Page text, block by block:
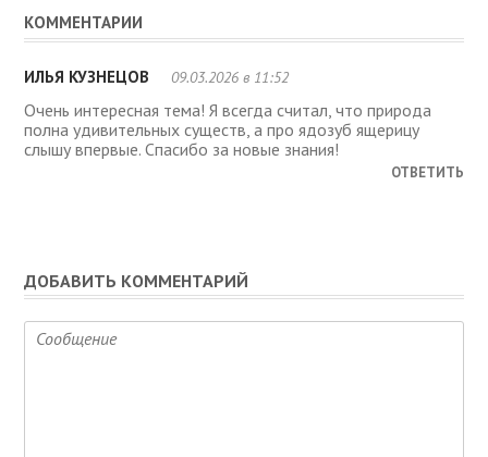
КОММЕНТАРИИ
ИЛЬЯ КУЗНЕЦОВ 09.03.2026 в 11:52
Очень интересная тема! Я всегда считал, что природа
полна удивительных существ, а про ядозуб ящерицу
слышу впервые. Спасибо за новые знания!
ОТВЕТИТЬ
ДОБАВИТЬ КОММЕНТАРИЙ